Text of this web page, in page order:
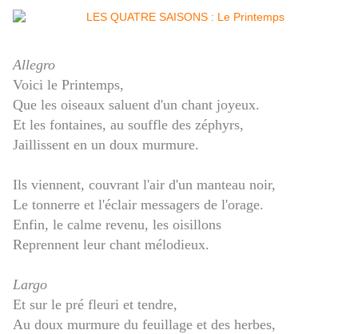
Allegro
Voici le Printemps,
Que les oiseaux saluent d'un chant joyeux.
Et les fontaines, au souffle des zéphyrs,
Jaillissent en un doux murmure.
Ils viennent, couvrant l'air d'un manteau noir,
Le tonnerre et l'éclair messagers de l'orage.
Enfin, le calme revenu, les oisillons
Reprennent leur chant mélodieux.
Largo
Et sur le pré fleuri et tendre,
Au doux murmure du feuillage et des herbes,